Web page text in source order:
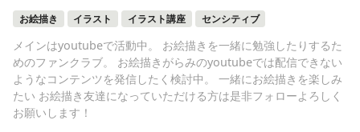
お絵描き イラスト イラスト講座 センシティブ
メインはyoutubeで活動中。 お絵描きを一緒に勉強したりするた
めのファンクラブ。 お絵描きがらみのyoutubeでは配信できない
ようなコンテンツを発信したく検討中。 一緒にお絵描きを楽しみ
たい お絵描き友達になっていただける方は是非フォローよろしく
お願いします！